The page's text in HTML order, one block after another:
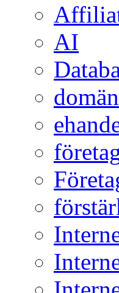
AI